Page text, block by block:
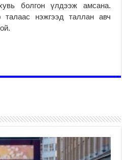
болгон үлдээж амсана.
нэжгээд таллан авч